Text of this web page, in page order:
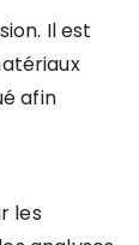
Il est
afin
les